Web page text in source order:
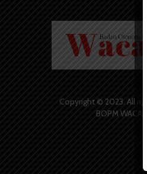
Copyright © 2023. All
BOPM